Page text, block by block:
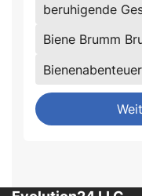
beruhigende
Biene Brumm
Bienenabenteuer